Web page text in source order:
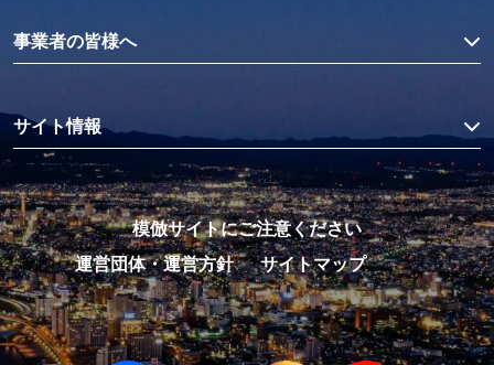
事業者の皆様へ
サイト情報
模倣サイトにご注意ください
運営団体・運営方針
サイトマップ